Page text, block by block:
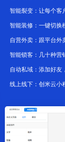
智能裂变：让每个客
智能装修：一键切换
自营外卖：跟平台外
智能锁客：几十种营
自动私域：添加好友
线上线下：创米云小